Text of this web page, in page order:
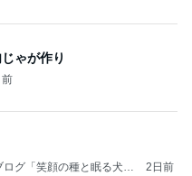
ゃが作り
前
グ「笑顔の種と眠る犬」
2日前